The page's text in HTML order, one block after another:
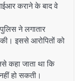
कराने के बाद वे
ने लगातार
की। इससे आरोपितों को
कहा जाता था कि
हो सकती।